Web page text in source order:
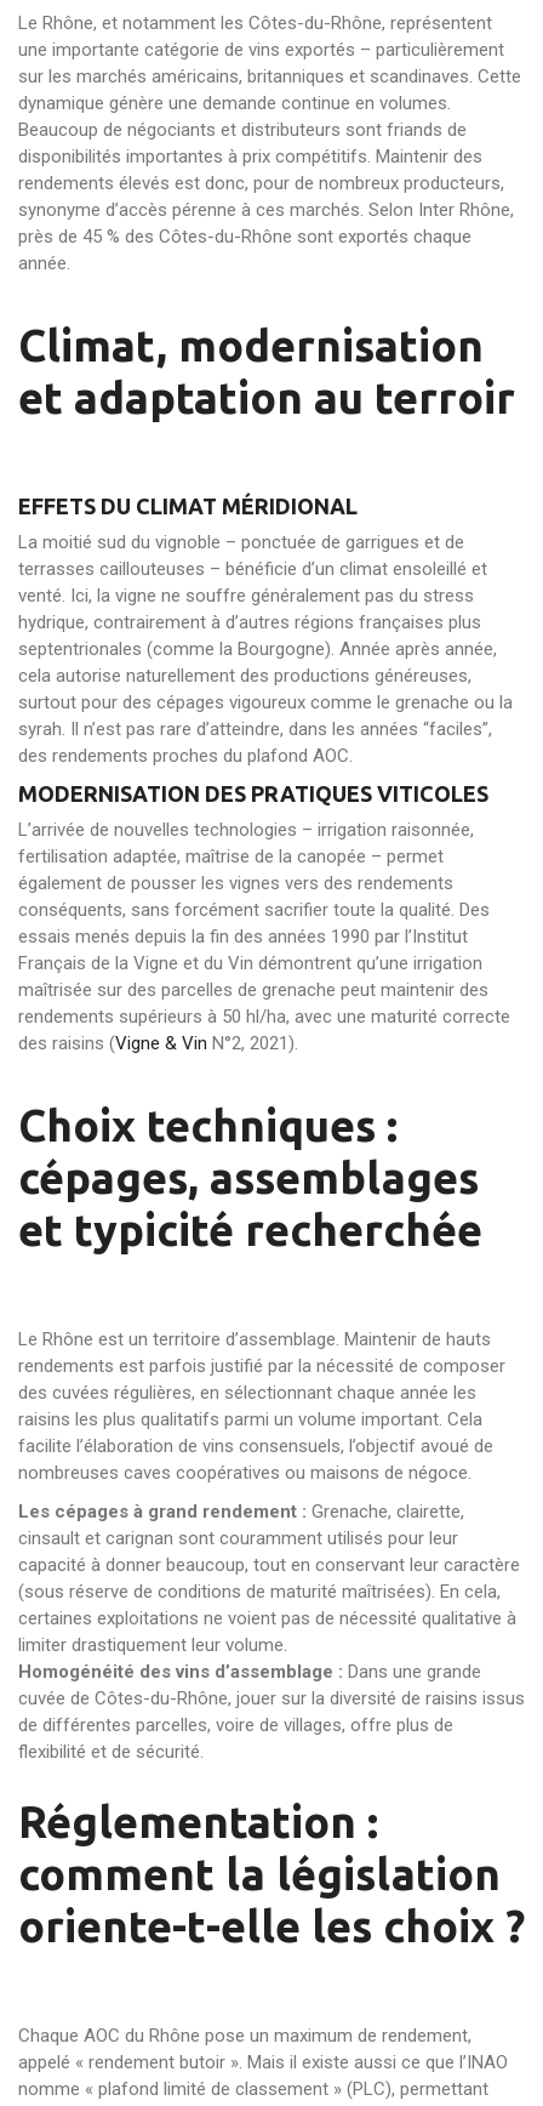
Le Rhône, et notamment les Côtes-du-Rhône, représentent
une importante catégorie de vins exportés – particulièrement
sur les marchés américains, britanniques et scandinaves. Cette
dynamique génère une demande continue en volumes.
Beaucoup de négociants et distributeurs sont friands de
disponibilités importantes à prix compétitifs. Maintenir des
rendements élevés est donc, pour de nombreux producteurs,
synonyme d’accès pérenne à ces marchés. Selon Inter Rhône,
près de 45 % des Côtes-du-Rhône sont exportés chaque
année.
Climat, modernisation
et adaptation au terroir
EFFETS DU CLIMAT MÉRIDIONAL
La moitié sud du vignoble – ponctuée de garrigues et de
terrasses caillouteuses – bénéficie d’un climat ensoleillé et
venté. Ici, la vigne ne souffre généralement pas du stress
hydrique, contrairement à d’autres régions françaises plus
septentrionales (comme la Bourgogne). Année après année,
cela autorise naturellement des productions généreuses,
surtout pour des cépages vigoureux comme le grenache ou la
syrah. Il n’est pas rare d’atteindre, dans les années “faciles”,
des rendements proches du plafond AOC.
MODERNISATION DES PRATIQUES VITICOLES
L’arrivée de nouvelles technologies – irrigation raisonnée,
fertilisation adaptée, maîtrise de la canopée – permet
également de pousser les vignes vers des rendements
conséquents, sans forcément sacrifier toute la qualité. Des
essais menés depuis la fin des années 1990 par l’Institut
Français de la Vigne et du Vin démontrent qu’une irrigation
maîtrisée sur des parcelles de grenache peut maintenir des
rendements supérieurs à 50 hl/ha, avec une maturité correcte
des raisins (Vigne & Vin N°2, 2021).
Choix techniques :
cépages, assemblages
et typicité recherchée
Le Rhône est un territoire d’assemblage. Maintenir de hauts
rendements est parfois justifié par la nécessité de composer
des cuvées régulières, en sélectionnant chaque année les
raisins les plus qualitatifs parmi un volume important. Cela
facilite l’élaboration de vins consensuels, l’objectif avoué de
nombreuses caves coopératives ou maisons de négoce.
Les cépages à grand rendement : Grenache, clairette,
cinsault et carignan sont couramment utilisés pour leur
capacité à donner beaucoup, tout en conservant leur caractère
(sous réserve de conditions de maturité maîtrisées). En cela,
certaines exploitations ne voient pas de nécessité qualitative à
limiter drastiquement leur volume.
Homogénéité des vins d’assemblage : Dans une grande
cuvée de Côtes-du-Rhône, jouer sur la diversité de raisins issus
de différentes parcelles, voire de villages, offre plus de
flexibilité et de sécurité.
Réglementation :
comment la législation
oriente-t-elle les choix ?
Chaque AOC du Rhône pose un maximum de rendement,
appelé « rendement butoir ». Mais il existe aussi ce que l’INAO
nomme « plafond limité de classement » (PLC), permettant